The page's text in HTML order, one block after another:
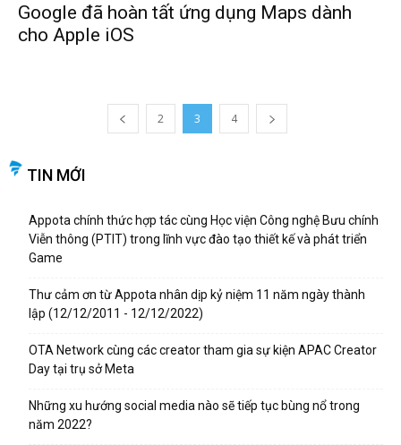
Google đã hoàn tất ứng dụng Maps dành
cho Apple iOS
2 3 4
TIN MỚI
Appota chính thức hợp tác cùng Học viện Công nghệ Bưu chính
Viễn thông (PTIT) trong lĩnh vực đào tạo thiết kế và phát triển
Game
Thư cảm ơn từ Appota nhân dịp kỷ niệm 11 năm ngày thành
lập (12/12/2011 - 12/12/2022)
OTA Network cùng các creator tham gia sự kiện APAC Creator
Day tại trụ sở Meta
Những xu hướng social media nào sẽ tiếp tục bùng nổ trong
năm 2022?